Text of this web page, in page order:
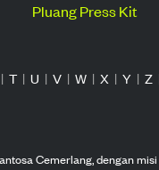
Pluang Press Kit
| T | U | V | W | X | Y | Z
Cemerlang, dengan